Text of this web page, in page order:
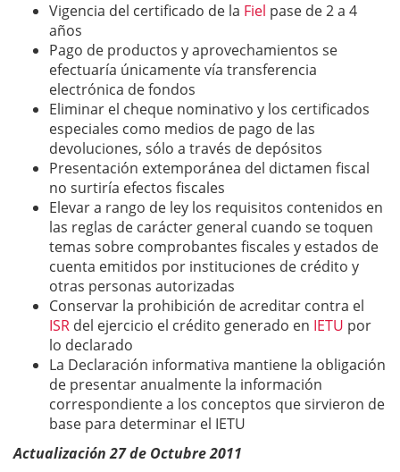
Vigencia del certificado de la Fiel pase de 2 a 4
años
Pago de productos y aprovechamientos se
efectuaría únicamente vía transferencia
electrónica de fondos
Eliminar el cheque nominativo y los certificados
especiales como medios de pago de las
devoluciones, sólo a través de depósitos
Presentación extemporánea del dictamen fiscal
no surtiría efectos fiscales
Elevar a rango de ley los requisitos contenidos en
las reglas de carácter general cuando se toquen
temas sobre comprobantes fiscales y estados de
cuenta emitidos por instituciones de crédito y
otras personas autorizadas
Conservar la prohibición de acreditar contra el
ISR del ejercicio el crédito generado en IETU por
lo declarado
La Declaración informativa mantiene la obligación
de presentar anualmente la información
correspondiente a los conceptos que sirvieron de
base para determinar el IETU
Actualización 27 de Octubre 2011